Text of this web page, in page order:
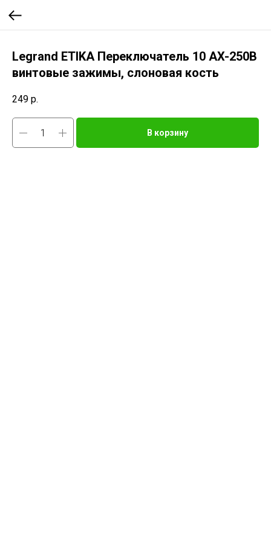
Legrand ETIKA Переключатель 10 AX-250B
винтовые зажимы, слоновая кость
249 р.
В корзину